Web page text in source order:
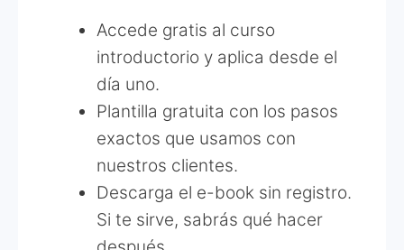
Accede gratis al curso
introductorio y aplica desde el
día uno.
Plantilla gratuita con los pasos
exactos que usamos con
nuestros clientes.
Descarga el e-book sin registro.
Si te sirve, sabrás qué hacer